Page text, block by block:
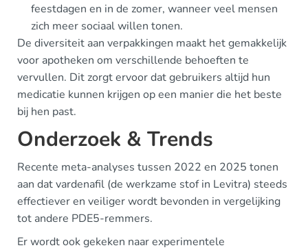
feestdagen en in de zomer, wanneer veel mensen
zich meer sociaal willen tonen.
De diversiteit aan verpakkingen maakt het gemakkelijk
voor apotheken om verschillende behoeften te
vervullen. Dit zorgt ervoor dat gebruikers altijd hun
medicatie kunnen krijgen op een manier die het beste
bij hen past.
Onderzoek & Trends
Recente meta-analyses tussen 2022 en 2025 tonen
aan dat vardenafil (de werkzame stof in Levitra) steeds
effectiever en veiliger wordt bevonden in vergelijking
tot andere PDE5-remmers.
Er wordt ook gekeken naar experimentele